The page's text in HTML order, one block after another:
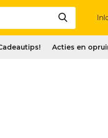
Acties en